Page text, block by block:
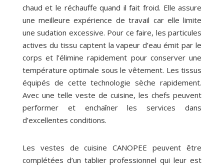
chaud et le réchauffe quand il fait froid. Elle assure
une meilleure expérience de travail car elle limite
une sudation excessive. Pour ce faire, les particules
actives du tissu captent la vapeur d’eau émit par le
corps et l’élimine rapidement pour conserver une
température optimale sous le vêtement. Les tissus
équipés de cette technologie sèche rapidement.
Avec une telle veste de cuisine, les chefs peuvent
performer et enchaîner les services dans
d’excellentes conditions.
Les vestes de cuisine CANOPEE peuvent être
complétées d’un tablier professionnel qui leur est